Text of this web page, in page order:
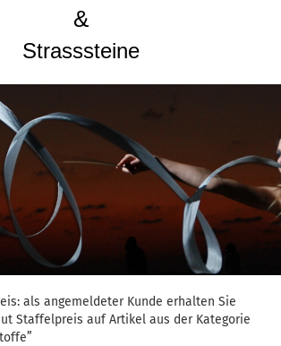
&
Strasssteine
Kunde erhalten Sie
Staffelpreis auf Artikel aus der Kategorie